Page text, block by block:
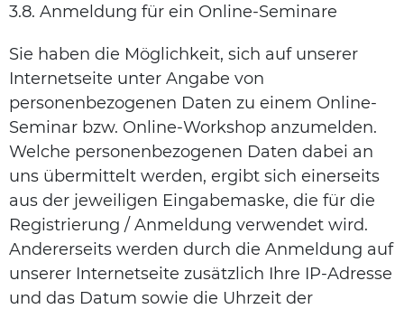
3.8. Anmeldung für ein Online-Seminare
Sie haben die Möglichkeit, sich auf unserer
Internetseite unter Angabe von
personenbezogenen Daten zu einem Online-
Seminar bzw. Online-Workshop anzumelden.
Welche personenbezogenen Daten dabei an
uns übermittelt werden, ergibt sich einerseits
aus der jeweiligen Eingabemaske, die für die
Registrierung / Anmeldung verwendet wird.
Andererseits werden durch die Anmeldung auf
unserer Internetseite zusätzlich Ihre IP-Adresse
und das Datum sowie die Uhrzeit der